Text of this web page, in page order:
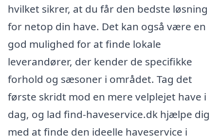
hvilket sikrer, at du får den bedste løsning
for netop din have. Det kan også være en
god mulighed for at finde lokale
leverandører, der kender de specifikke
forhold og sæsoner i området. Tag det
første skridt mod en mere velplejet have i
dag, og lad find-haveservice.dk hjælpe dig
med at finde den ideelle haveservice i